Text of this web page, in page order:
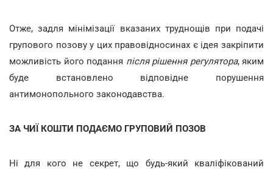
Отже, задля мінімізації вказаних труднощів при подачі
групового позову у цих правовідносинах є ідея закріпити
можливість його подання після рішення регулятора, яким
буде встановлено відповідне порушення
антимонопольного законодавства.
ЗА ЧИЇ КОШТИ ПОДАЄМО ГРУПОВИЙ ПОЗОВ
Ні для кого не секрет, що будь-який кваліфікований